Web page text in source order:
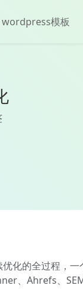
wordpress模板
化的全过程，
、Ahrefs、